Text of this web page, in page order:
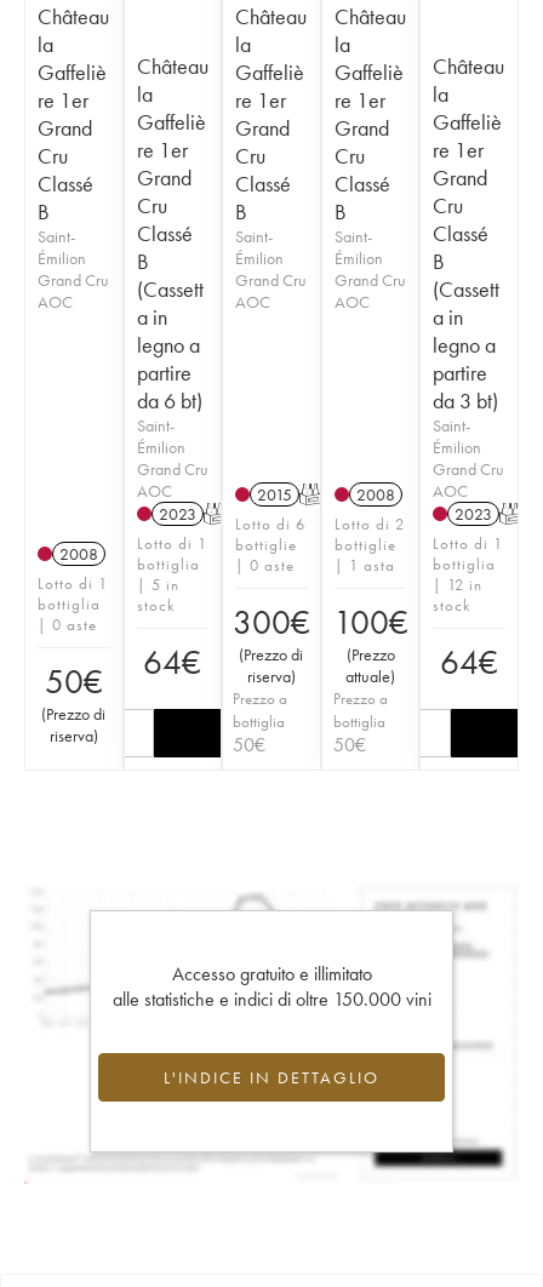
Château
la
Gaffeliè
re 1er
Grand
Cru
Classé
B
Saint-
Émilion
Grand Cru
AOC
2008
Lotto di 1
bottiglia
| 0 aste
50€
(Prezzo di
riserva)
Château
la
Gaffeliè
re 1er
Grand
Cru
Classé
B
(Cassett
a in
legno a
partire
da 6 bt)
Saint-
Émilion
Grand Cru
AOC
2023 T
Lotto di 1
bottiglia
| 5 in
stock
64€
Château
la
Gaffeliè
re 1er
Grand
Cru
Classé
B
Saint-
Émilion
Grand Cru
AOC
2015 T
Lotto di 6
bottiglie
| 0 aste
300€
(Prezzo di
riserva)
Prezzo a
bottiglia
50€
Château
la
Gaffeliè
re 1er
Grand
Cru
Classé
B
Saint-
Émilion
Grand Cru
AOC
2008
Lotto di 2
bottiglie
| 1 asta
100€
(Prezzo
attuale)
Prezzo a
bottiglia
50€
Château
la
Gaffeliè
re 1er
Grand
Cru
Classé
B
(Cassett
a in
legno a
partire
da 3 bt)
Saint-
Émilion
Grand Cru
AOC
2023 T
Lotto di 1
bottiglia
| 12 in
stock
64€
Accesso gratuito e illimitato
alle statistiche e indici di oltre 150.000 vini
L'INDICE IN DETTAGLIO